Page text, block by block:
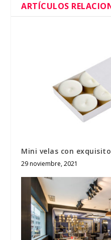
ARTÍCULOS
Mini velas con
29 noviembre, 2021